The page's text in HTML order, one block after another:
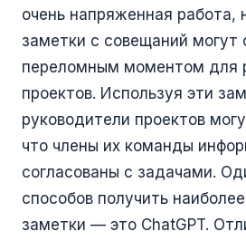
очень напряженная работа,
заметки с совещаний могут
переломным моментом для
проектов. Используя эти
руководители проектов
что члены их команды
согласованы с задачами.
способов получить
заметки — это ChatGPT.